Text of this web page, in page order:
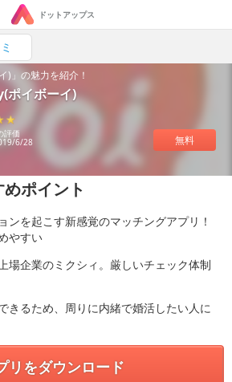
ドットアップス
)」の魅力を紹介！
ポイボーイ)
評価
6/28 無料
ポイント
ンを起こす新感覚のマッチングアプリ！
やすい
場企業のミクシィ。厳しいチェック体制
きるため、周りに内緒で婚活したい人に
リをダウンロード